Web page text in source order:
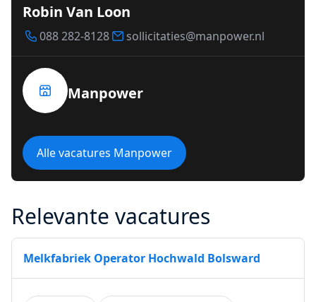
Robin Van Loon
088 282-8128 sollicitaties@manpower.nl
Manpower
Alle vacatures Manpower
Relevante vacatures
Melkfabriek Operator Hochwald Bolsward